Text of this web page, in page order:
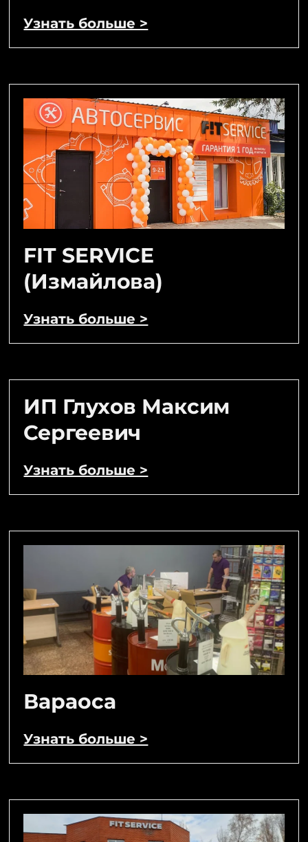
Узнать больше >
FIT SERVICE
(Измайлова)
Узнать больше >
ИП Глухов Максим
Сергеевич
Узнать больше >
Вараоса
Узнать больше >